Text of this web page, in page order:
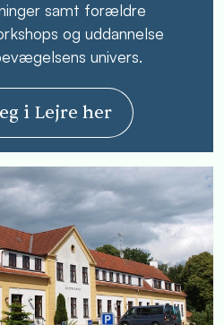
samt forældre
og uddannelse
univers.
i Lejre her